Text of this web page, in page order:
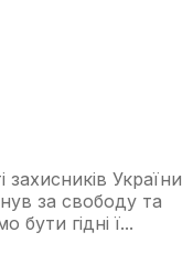
України
за свободу та
бути гідні ї...